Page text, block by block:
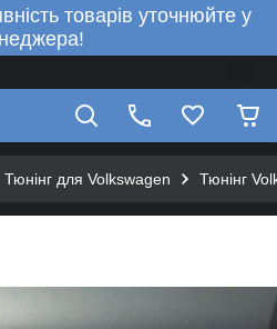
товарів уточнюйте у
Тюнінг для Volkswagen Тюнінг